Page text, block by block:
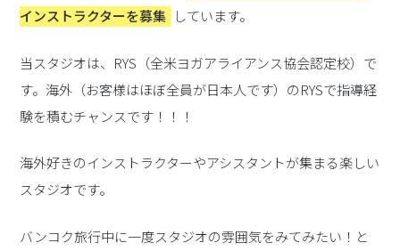
インストラクターを募集 しています。
当スタジオは、RYS（全米ヨガアライアンス協会認定校）で
す。海外（お客様はほぼ全員が日本人です）のRYSで指導経
験を積むチャンスです！！！
海外好きのインストラクターやアシスタントが集まる楽しい
スタジオです。
バンコク旅行中に一度スタジオの雰囲気をみてみたい！と